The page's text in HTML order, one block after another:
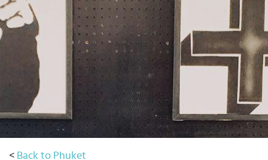
< Back to Phuket
การ
เดิน
ทาง
เสนอ
ตอน
นี้
วางแผน
เกี่ยว